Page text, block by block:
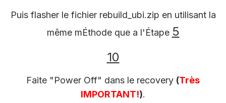
Puis flasher le fichier rebuild_ubi.zip en utilisant la
même mÉthode que a l'Étape 5
10
Faite "Power Off" dans le recovery (Très
IMPORTANT!).